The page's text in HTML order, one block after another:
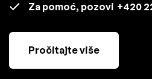
Za pomoć, pozovi +420
Pročitajte više